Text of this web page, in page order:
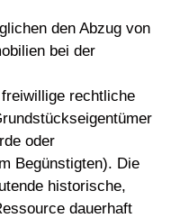
den Abzug von
bei der
rechtliche
oder
Begünstigten). Die
historische,
dauerhaft